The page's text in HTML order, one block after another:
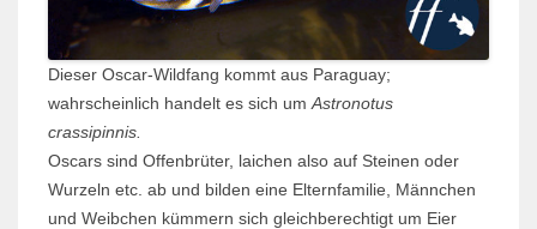
Dieser Oscar-Wildfang kommt aus Paraguay;
wahrscheinlich handelt es sich um Astronotus
crassipinnis.
Oscars sind Offenbrüter, laichen also auf Steinen oder
Wurzeln etc. ab und bilden eine Elternfamilie, Männchen
und Weibchen kümmern sich gleich­berech­tigt um Eier